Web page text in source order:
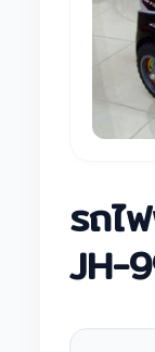
รถไ
JH-